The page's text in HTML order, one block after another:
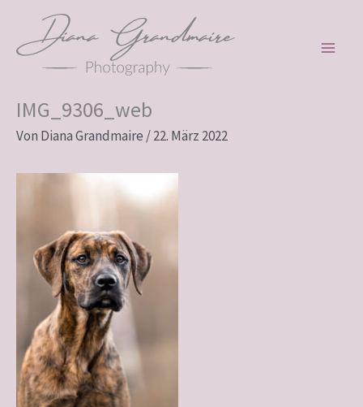
springen
IMG_9306_web
Von Diana Grandmaire /22. März 2022